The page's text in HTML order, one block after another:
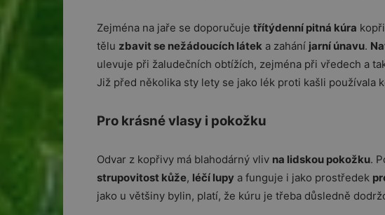
Zejména na jaře se doporučuje třítýdenní pitná kúra
tělu zbavit se nežádoucích látek a zahání jarní únavu.
ulevuje při žaludečních obtížích, zejména při vředech a
Již před několika sty lety se jako lék proti kašli používala
Pro krásné vlasy i pokožku
Odvar z kopřivy má blahodárný vliv na lidskou pokožku.
strupovitost kůže, léčí lupy a funguje i jako prostředek
jako u většiny bylin, platí, že kúru je třeba důsledně